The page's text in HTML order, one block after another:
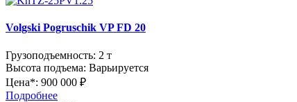
Volgski Pogruschik VP FD 20
Грузоподъемность: 2 т
Высота подъема: Варьируется
Цена*: 900 000 ₽
Подробнее